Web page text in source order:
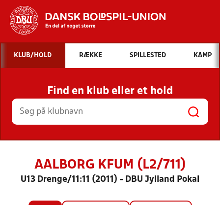
Hvad vil du søge efter?
INDHOLD OG NYHEDER
STILLINGER, RESULTATER, KLUBBER OG
HOLD
KLUB/HOLD RÆKKE SPILLESTED KAMP
Find en klub eller et hold
AALBORG KFUM (L2/711)
U13 Drenge/11:11 (2011) - DBU Jylland Pokal